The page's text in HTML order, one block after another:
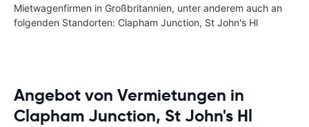
Mietwagenfirmen in Großbritannien, unter anderem auch an
folgenden Standorten: Clapham Junction, St John's Hl
Angebot von Vermietungen in
Clapham Junction, St John's Hl